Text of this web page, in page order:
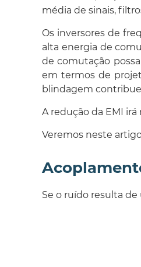
média de sinais,
Os inversores de
alta energia de
de comutação
em termos de
blindagem
A redução da EMI
Veremos neste
Se o ruído resulta